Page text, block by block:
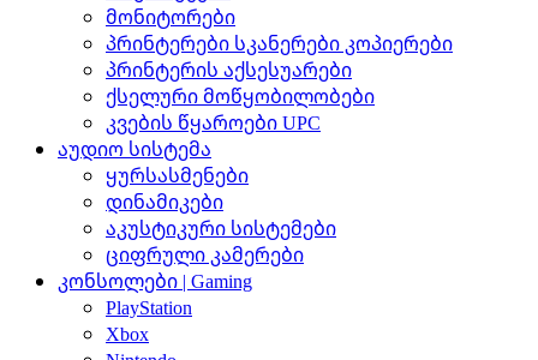
მონიტორები
პრინტერები სკანერები კოპიერები
პრინტერის აქსესუარები
ქსელური მოწყობილობები
კვების წყაროები UPC
აუდიო სისტემა
ყურსასმენები
დინამიკები
აკუსტიკური სისტემები
ციფრული კამერები
კონსოლები | Gaming
PlayStation
Xbox